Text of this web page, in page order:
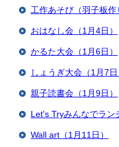
工作あそび（羽子板作
おはなし会（1月4日）
かるた大会（1月6日）
しょうぎ大会（1月7日
親子読書会（1月9日）
Let's Tryみんなでラン
Wall art（1月11日）